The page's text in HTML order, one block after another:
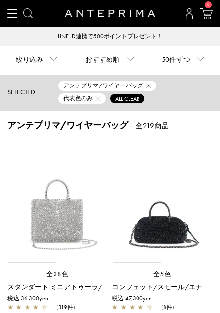
0
LINE ID連携で500ポイントプレゼント！
絞り込み おすすめ順 50件ずつ
SELECTED
アンテプリマ/ワイヤーバッグ
代表色のみ
ALL CLEAR
アンテプリマ/ワイヤーバッグ 全219商品
全38色
スタンダード ミニアトゥーラ/シルバー
税込 36,300yen
★ ★ ★ ★ ☆ (319件)
全5色
コンフェット/スモール/エナメルブラック
税込 47,300yen
★ ★ ★ ★ ☆ (8件)